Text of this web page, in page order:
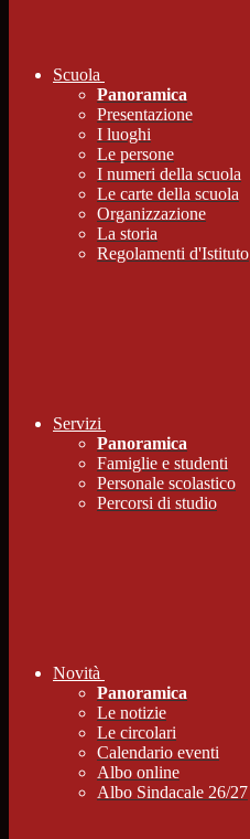
Scuola
Panoramica
Presentazione
I luoghi
Le persone
I numeri della scuola
Le carte della scuola
Organizzazione
La storia
Regolamenti d'Istituto
Servizi
Panoramica
Famiglie e studenti
Personale scolastico
Percorsi di studio
Novità
Panoramica
Le notizie
Le circolari
Calendario eventi
Albo online
Albo Sindacale 26/27